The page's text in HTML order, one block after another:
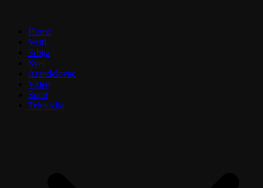
Home
Vesti
Srbija
Svet
Aranđelovac
Video
Sport
Televizija